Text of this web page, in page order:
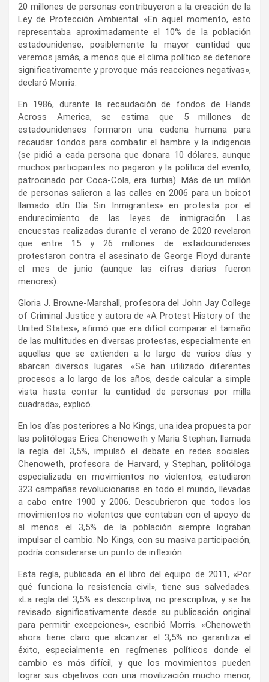
20 millones de personas contribuyeron a la creación de la
Ley de Protección Ambiental. «En aquel momento, esto
representaba aproximadamente el 10% de la población
estadounidense, posiblemente la mayor cantidad que
veremos jamás, a menos que el clima político se deteriore
significativamente y provoque más reacciones negativas»,
declaró Morris.
En 1986, durante la recaudación de fondos de Hands
Across America, se estima que 5 millones de
estadounidenses formaron una cadena humana para
recaudar fondos para combatir el hambre y la indigencia
(se pidió a cada persona que donara 10 dólares, aunque
muchos participantes no pagaron y la política del evento,
patrocinado por Coca-Cola, era turbia). Más de un millón
de personas salieron a las calles en 2006 para un boicot
llamado «Un Día Sin Inmigrantes» en protesta por el
endurecimiento de las leyes de inmigración. Las
encuestas realizadas durante el verano de 2020 revelaron
que entre 15 y 26 millones de estadounidenses
protestaron contra el asesinato de George Floyd durante
el mes de junio (aunque las cifras diarias fueron
menores).
Gloria J. Browne-Marshall, profesora del John Jay College
of Criminal Justice y autora de «A Protest History of the
United States», afirmó que era difícil comparar el tamaño
de las multitudes en diversas protestas, especialmente en
aquellas que se extienden a lo largo de varios días y
abarcan diversos lugares. «Se han utilizado diferentes
procesos a lo largo de los años, desde calcular a simple
vista hasta contar la cantidad de personas por milla
cuadrada», explicó.
En los días posteriores a No Kings, una idea propuesta por
las politólogas Erica Chenoweth y Maria Stephan, llamada
la regla del 3,5%, impulsó el debate en redes sociales.
Chenoweth, profesora de Harvard, y Stephan, politóloga
especializada en movimientos no violentos, estudiaron
323 campañas revolucionarias en todo el mundo, llevadas
a cabo entre 1900 y 2006. Descubrieron que todos los
movimientos no violentos que contaban con el apoyo de
al menos el 3,5% de la población siempre lograban
impulsar el cambio. No Kings, con su masiva participación,
podría considerarse un punto de inflexión.
Esta regla, publicada en el libro del equipo de 2011, «Por
qué funciona la resistencia civil», tiene sus salvedades.
«La regla del 3,5% es descriptiva, no prescriptiva, y se ha
revisado significativamente desde su publicación original
para permitir excepciones», escribió Morris. «Chenoweth
ahora tiene claro que alcanzar el 3,5% no garantiza el
éxito, especialmente en regímenes políticos donde el
cambio es más difícil, y que los movimientos pueden
lograr sus objetivos con una movilización mucho menor,